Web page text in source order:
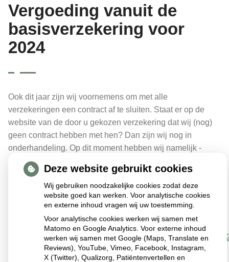
Vergoeding vanuit de
basisverzekering voor
2024
Ook dit jaar zijn wij voornemens om met alle
verzekeringen een contract af te sluiten. Staat er op de
website van de door u gekozen verzekering dat wij (nog)
geen contract hebben met hen? Dan zijn wij nog in
onderhandeling. Op dit moment hebben wij namelijk -
helaas- nog niet met alle verzekeringen afspraken kunnen
maken. Alle verzekeraars hebben wel al voor een groot
deel hun beleid bepaald. Dit is erg belangrijk voor het
maken van uw keuze!
Dit ziet u door op de volgende link te klikken:
Deze website gebruikt cookies
Wij gebruiken noodzakelijke cookies zodat deze
website goed kan werken. Voor analytische cookies
en externe inhoud vragen wij uw toestemming.
Voor analytische cookies werken wij samen met
Matomo en Google Analytics. Voor externe inhoud
werken wij samen met Google (Maps, Translate en
Reviews), YouTube, Vimeo, Facebook, Instagram,
X (Twitter), Qualizorg, Patiëntenvertellen en